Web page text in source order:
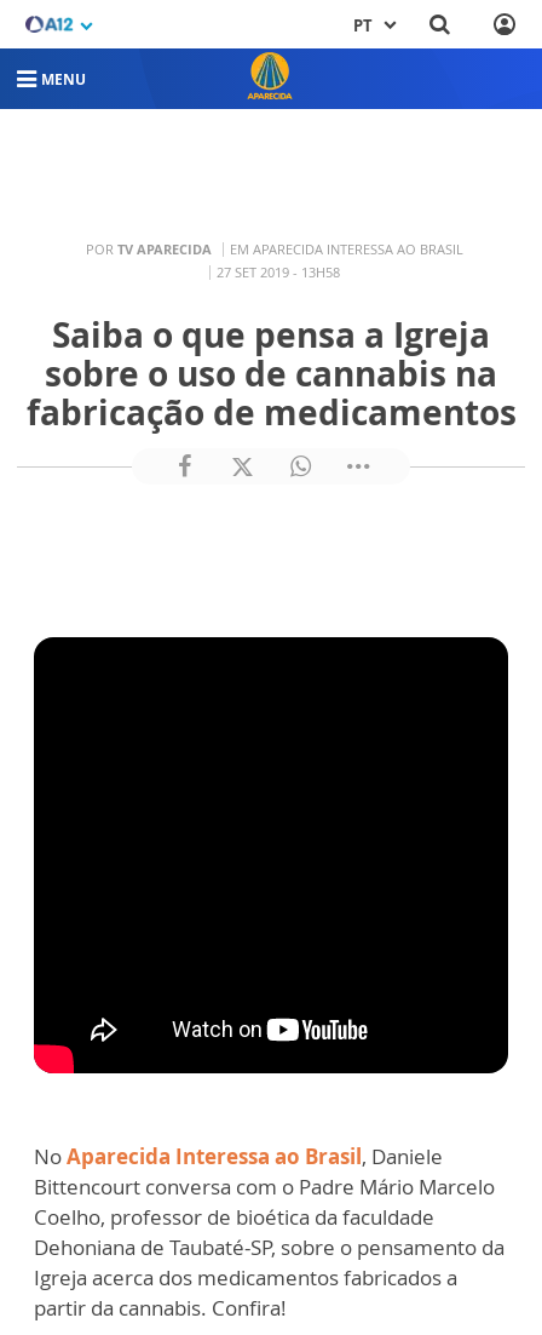
PT
MENU
POR TV APARECIDA
EM APARECIDA INTERESSA AO BRASIL
27 SET 2019 - 13H58
Saiba o que pensa a Igreja
sobre o uso de cannabis na
fabricação de medicamentos
NoAparecida Interessa ao Brasil, Daniele
Bittencourt conversa com o Padre Mário Marcelo
Coelho, professor de bioética da faculdade
Dehoniana de Taubaté-SP, sobre o pensamento da
Igreja acerca dos medicamentos fabricados a
partir da cannabis. Confira!